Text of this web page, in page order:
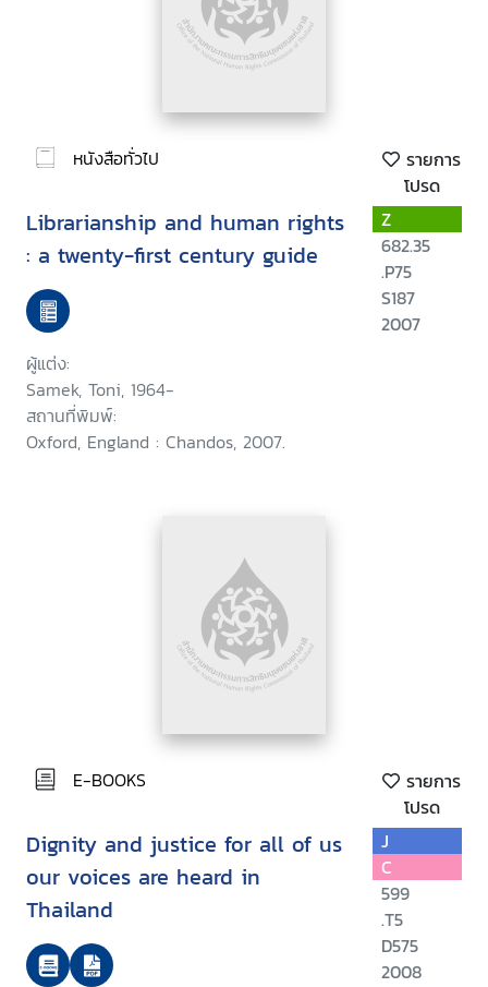
หนังสือทั่วไป
รายการ
โปรด
Librarianship and human rights
: a twenty-first century guide
ผู้แต่ง:
Samek, Toni, 1964-
สถานที่พิมพ์:
Oxford, England : Chandos, 2007.
Z
682.35
.P75
S187
2007
E-BOOKS
รายการ
โปรด
Dignity and justice for all of us
our voices are heard in
Thailand
J
C
599
.T5
D575
2008